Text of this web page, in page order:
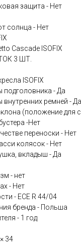
защита - Нет
солнца - Нет
Cascade ISOFIX
3 ШТ.
ISOFIX
подголовника - Да
ремней - Да
(положение для
-Нет
переноски - Нет
колясок - Нет
вкладыш - Да
- нет
- Нет
- ECE R 44/04
бренда - Польша
- 1 год
34